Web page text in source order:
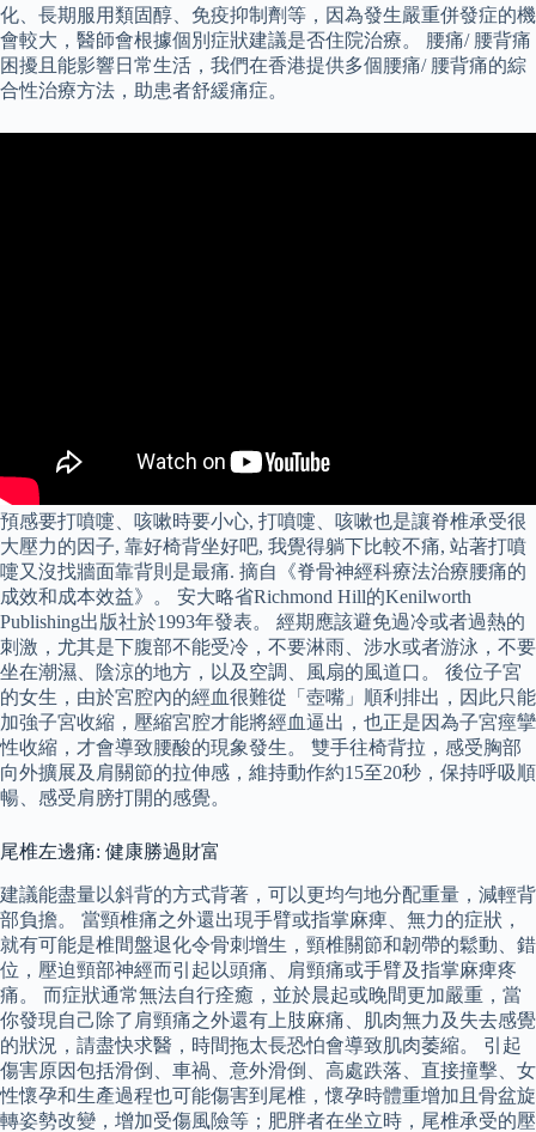
化、長期服用類固醇、免疫抑制劑等，因為發生嚴重併發症的機
會較大，醫師會根據個別症狀建議是否住院治療。 腰痛/ 腰背痛
困擾且能影響日常生活，我們在香港提供多個腰痛/ 腰背痛的綜
合性治療方法，助患者舒緩痛症。
預感要打噴嚏、咳嗽時要小心, 打噴嚏、咳嗽也是讓脊椎承受很
大壓力的因子, 靠好椅背坐好吧, 我覺得躺下比較不痛, 站著打噴
嚏又沒找牆面靠背則是最痛. 摘自《脊骨神經科療法治療腰痛的
成效和成本效益》。 安大略省Richmond Hill的Kenilworth
Publishing出版社於1993年發表。 經期應該避免過冷或者過熱的
刺激，尤其是下腹部不能受冷，不要淋雨、涉水或者游泳，不要
坐在潮濕、陰涼的地方，以及空調、風扇的風道口。 後位子宮
的女生，由於宮腔內的經血很難從「壺嘴」順利排出，因此只能
加強子宮收縮，壓縮宮腔才能將經血逼出，也正是因為子宮痙攣
性收縮，才會導致腰酸的現象發生。 雙手往椅背拉，感受胸部
向外擴展及肩關節的拉伸感，維持動作約15至20秒，保持呼吸順
暢、感受肩膀打開的感覺。
尾椎左邊痛: 健康勝過財富
建議能盡量以斜背的方式背著，可以更均勻地分配重量，減輕背
部負擔。 當頸椎痛之外還出現手臂或指掌麻痺、無力的症狀，
就有可能是椎間盤退化令骨刺增生，頸椎關節和韌帶的鬆動、錯
位，壓迫頸部神經而引起以頭痛、肩頸痛或手臂及指掌麻痺疼
痛。 而症狀通常無法自行痊癒，並於晨起或晚間更加嚴重，當
你發現自己除了肩頸痛之外還有上肢麻痛、肌肉無力及失去感覺
的狀況，請盡快求醫，時間拖太長恐怕會導致肌肉萎縮。 引起
傷害原因包括滑倒、車禍、意外滑倒、高處跌落、直接撞擊、女
性懷孕和生產過程也可能傷害到尾椎，懷孕時體重增加且骨盆旋
轉姿勢改變，增加受傷風險等；肥胖者在坐立時，尾椎承受的壓